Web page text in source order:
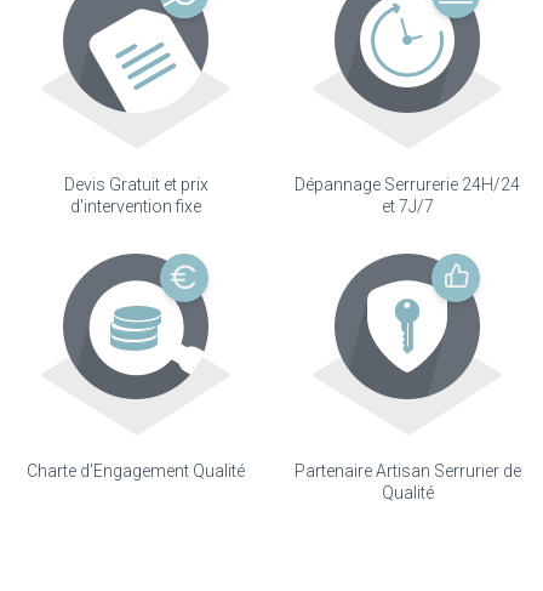
Devis Gratuit et prix
d'intervention fixe
Dépannage Serrurerie 24H/24
et 7J/7
Charte d'Engagement Qualité
Partenaire Artisan Serrurier de
Qualité